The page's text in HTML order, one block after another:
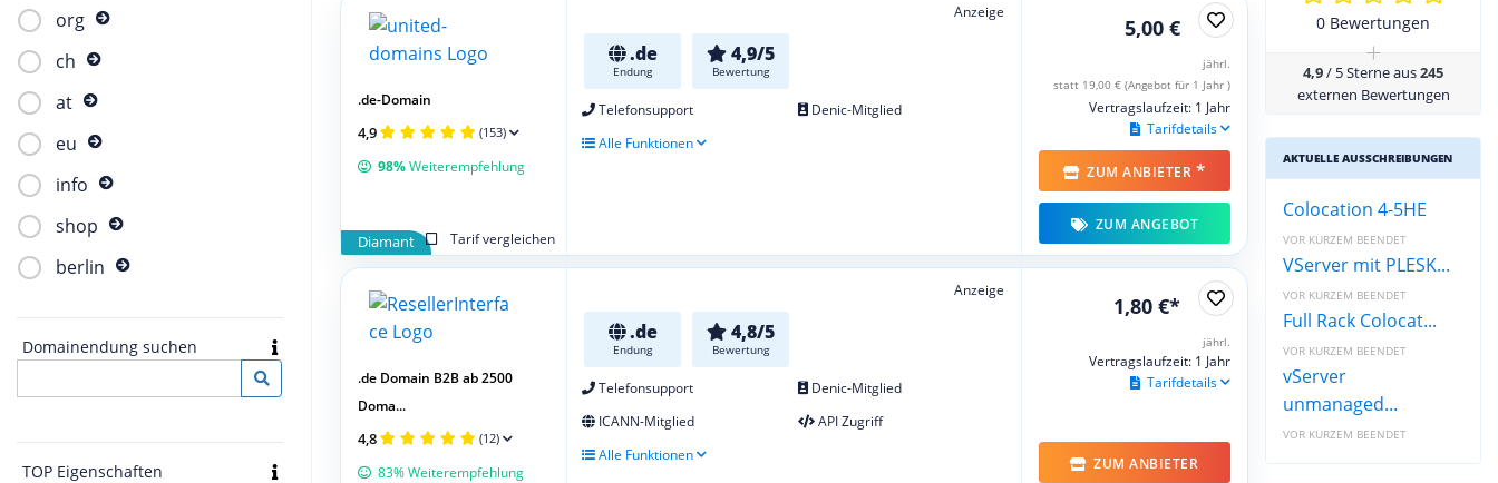
org
ch
at
eu
info
shop
berlin
Domainendung suchen
TOP Eigenschaften
Anzeige
.de
Endung
4,9/5
Bewertung
Telefonsupport
Denic-Mitglied
Alle Funktionen
Diamant Tarif vergleichen
.de-Domain
4,9 (153)
98%Weiterempfehlung
5,00 €
jährl.
statt 19,00 € (Angebot für 1 Jahr )
Vertragslaufzeit: 1 Jahr
Tarifdetails
ZUM ANBIETER *
ZUM ANGEBOT
Anzeige
.de
Endung
4,8/5
Bewertung
Telefonsupport
Denic-Mitglied
ICANN-Mitglied
API Zugriff
Alle Funktionen
.de Domain B2B ab 2500
Doma...
4,8 (12)
83% Weiterempfehlung
1,80 €*
jährl.
Vertragslaufzeit: 1 Jahr
Tarifdetails
ZUM ANBIETER
0 Bewertungen
+
4,9/ 5 Sterne aus245
externen Bewertungen
AKTUELLE AUSSCHREIBUNGEN
Colocation 4-5HE
VOR KURZEM BEENDET
VServer mit PLESK...
VOR KURZEM BEENDET
Full Rack Colocat...
VOR KURZEM BEENDET
vServer
unmanaged...
VOR KURZEM BEENDET